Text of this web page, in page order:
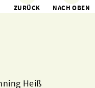
ZURÜCK NACH OBEN
Heiß